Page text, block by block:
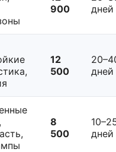
900
дней
12
500
дней
8
500
дней